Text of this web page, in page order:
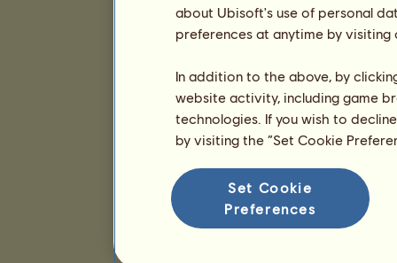
about Ubisoft's use of personal
preferences at anytime by
In addition to the above, by
website activity, including game
technologies. If you wish to
by visiting the “Set Cookie
Set Cookie
Preferences